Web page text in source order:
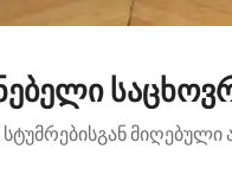
მიღებული